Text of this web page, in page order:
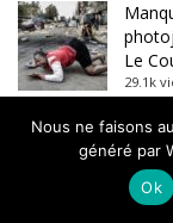
Le
29.1k
Ça
13.6k
Nous ne faisons
généré par
Ok